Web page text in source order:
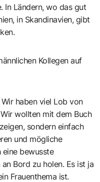
In Ländern, wo das gut
in Skandinavien, gibt
Kollegen auf
haben viel Lob von
wollten mit dem Buch
sondern einfach
und mögliche
eine bewusste
Bord zu holen. Es ist ja
Frauenthema ist.